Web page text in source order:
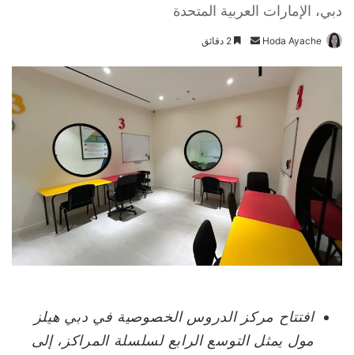
دبي، الإمارات العربية المتحدة
Hoda Ayache
د
ا
ت
ن
ي
افتتاح مركز الدروس الخصوصية في دبي هيلز
مول يمثل التوسع الرابع لسلسلة المراكز، إلى